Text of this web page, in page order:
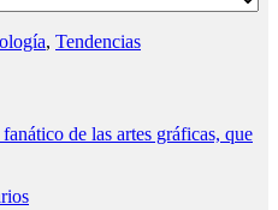
, Tendencias
de las artes gráficas, que